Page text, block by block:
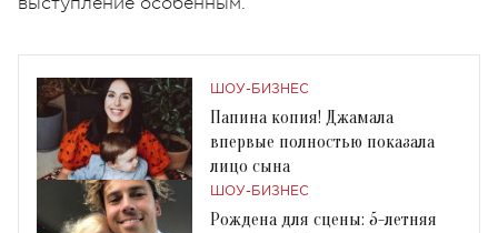
ШОУ-БИЗНЕС
Папина копия! Джамала
впервые полностью показала
лицо сына
ШОУ-БИЗНЕС
Рождена для сцены: 5-летняя